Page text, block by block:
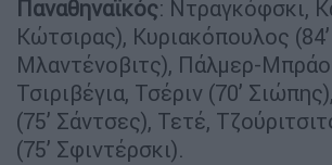
Παναθηναϊκός: Ντραγκόφσκι,
Κώτσιρας), Κυριακόπουλος (84’
Μλαντένοβιτς), Πάλμερ-
Τσιριβέγια, Τσέριν (70’
(75’ Σάντσες), Τετέ,
(75’ Σφιντέρσκι).